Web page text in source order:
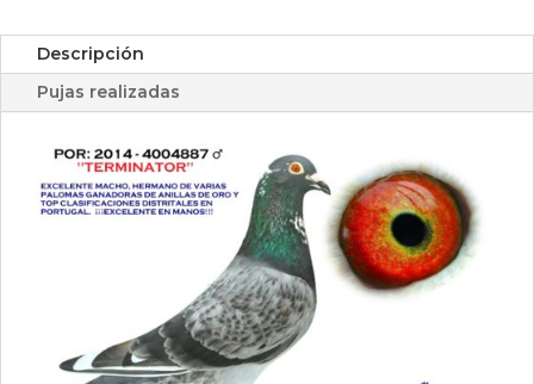
Descripción
Pujas realizadas